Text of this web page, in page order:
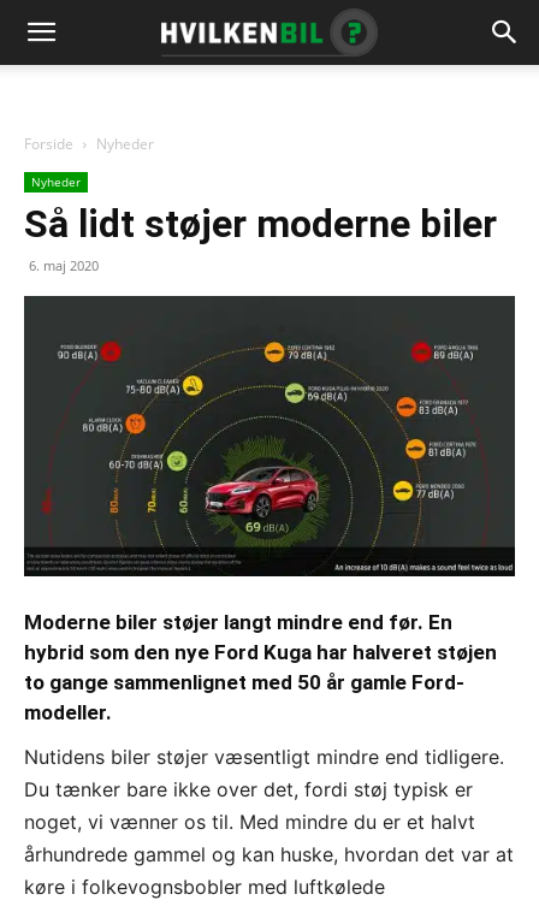
Forside Nyheder
Nyheder
Så lidt støjer moderne biler
6. maj 2020
Moderne biler støjer langt mindre end før. En
hybrid som den nye Ford Kuga har halveret støjen
to gange sammenlignet med 50 år gamle Ford-
modeller.
Nutidens biler støjer væsentligt mindre end tidligere.
Du tænker bare ikke over det, fordi støj typisk er
noget, vi vænner os til. Med mindre du er et halvt
århundrede gammel og kan huske, hvordan det var at
køre i folkevognsbobler med luftkølede